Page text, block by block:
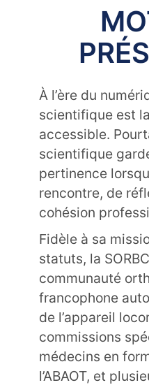
À l’ère du
scientifique est
accessible.
scientifique
pertinence
rencontre, de
cohésion
Fidèle à sa
statuts, la
communauté
francophone
de l’appareil
commissions
médecins en
l’ABAOT, et